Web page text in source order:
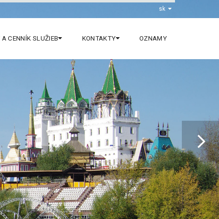
sk
CENNÍK SLUŽIEB KONTAKTY OZNAMY